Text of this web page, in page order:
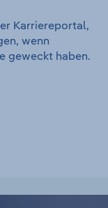
Karriereportal,
wenn
geweckt haben.